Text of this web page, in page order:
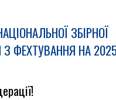
ЗБІРНОЇ
ФЕХТУВАННЯ НА